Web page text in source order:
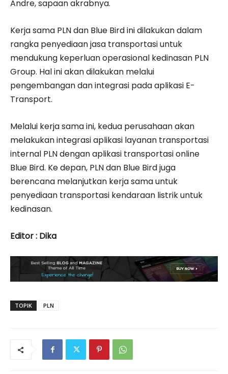
Andre, sapaan akrabnya.
Kerja sama PLN dan Blue Bird ini dilakukan dalam
rangka penyediaan jasa transportasi untuk
mendukung keperluan operasional kedinasan PLN
Group. Hal ini akan dilakukan melalui
pengembangan dan integrasi pada aplikasi E-
Transport.
Melalui kerja sama ini, kedua perusahaan akan
melakukan integrasi aplikasi layanan transportasi
internal PLN dengan aplikasi transportasi online
Blue Bird. Ke depan, PLN dan Blue Bird juga
berencana melanjutkan kerja sama untuk
penyediaan transportasi kendaraan listrik untuk
kedinasan.
Editor : Dika
TOPIK PLN